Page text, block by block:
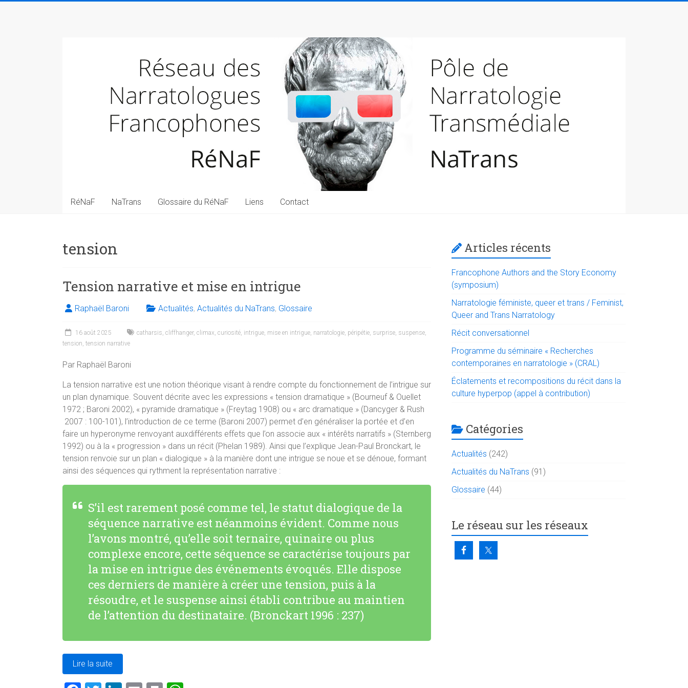
narratologues
francophone
(RéNaF)
RéNaF NaTrans Glossaire du RéNaF Liens Contact
tension
Tension narrative et mise en intrigue
Raphaël Baroni Actualités, Actualités du NaTrans, Glossaire
16 août 2025 catharsis, cliffhanger, climax, curiosité, intrigue, mise en intrigue, narratologie, péripétie, surprise, suspense,
tension, tension narrative
Par Raphaël Baroni
La tension narrative est une notion théorique visant à rendre compte du fonctionnement de l’intrigue sur
un plan dynamique. Souvent décrite avec les expressions « tension dramatique » (Bourneuf & Ouellet
1972 ; Baroni 2002), « pyramide dramatique » (Freytag 1908) ou « arc dramatique » (Dancyger & Rush
2007 : 100-101), l’introduction de ce terme (Baroni 2007) permet d’en généraliser la portée et d’en
faire un hyperonyme renvoyant auxdifférents effets que l’on associe aux « intérêts narratifs » (Sternberg
1992) ou à la « progression » dans un récit (Phelan 1989). Ainsi que l’explique Jean-Paul Bronckart, le
tension renvoie sur un plan « dialogique » à la manière dont une intrigue se noue et se dénoue, formant
ainsi des séquences qui rythment la représentation narrative :
S’il est rarement posé comme tel, le statut dialogique de la
séquence narrative est néanmoins évident. Comme nous
l’avons montré, qu’elle soit ternaire, quinaire ou plus
complexe encore, cette séquence se caractérise toujours par
la mise en intrigue des événements évoqués. Elle dispose
ces derniers de manière à créer une tension, puis à la
résoudre, et le suspense ainsi établi contribue au maintien
de l’attention du destinataire. (Bronckart 1996 : 237)
Lire la suite
Articles récents
Francophone Authors and the Story Economy
(symposium)
Narratologie féministe, queer et trans / Feminist,
Queer and Trans Narratology
Récit conversationnel
Programme du séminaire « Recherches
contemporaines en narratologie » (CRAL)
Éclatements et recompositions du récit dans la
culture hyperpop (appel à contribution)
Catégories
Actualités (242)
Actualités du NaTrans (91)
Glossaire (44)
Le réseau sur les réseaux